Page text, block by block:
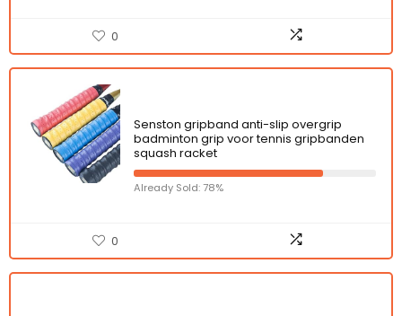
0
Senston gripband anti-slip overgrip
badminton grip voor tennis gripbanden
squash racket
Already Sold: 78%
0